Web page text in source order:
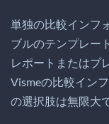
単独の比較インフ
ブルのテンプレー
レポートまたはプ
Vismeの比較イン
の選択肢は無限大